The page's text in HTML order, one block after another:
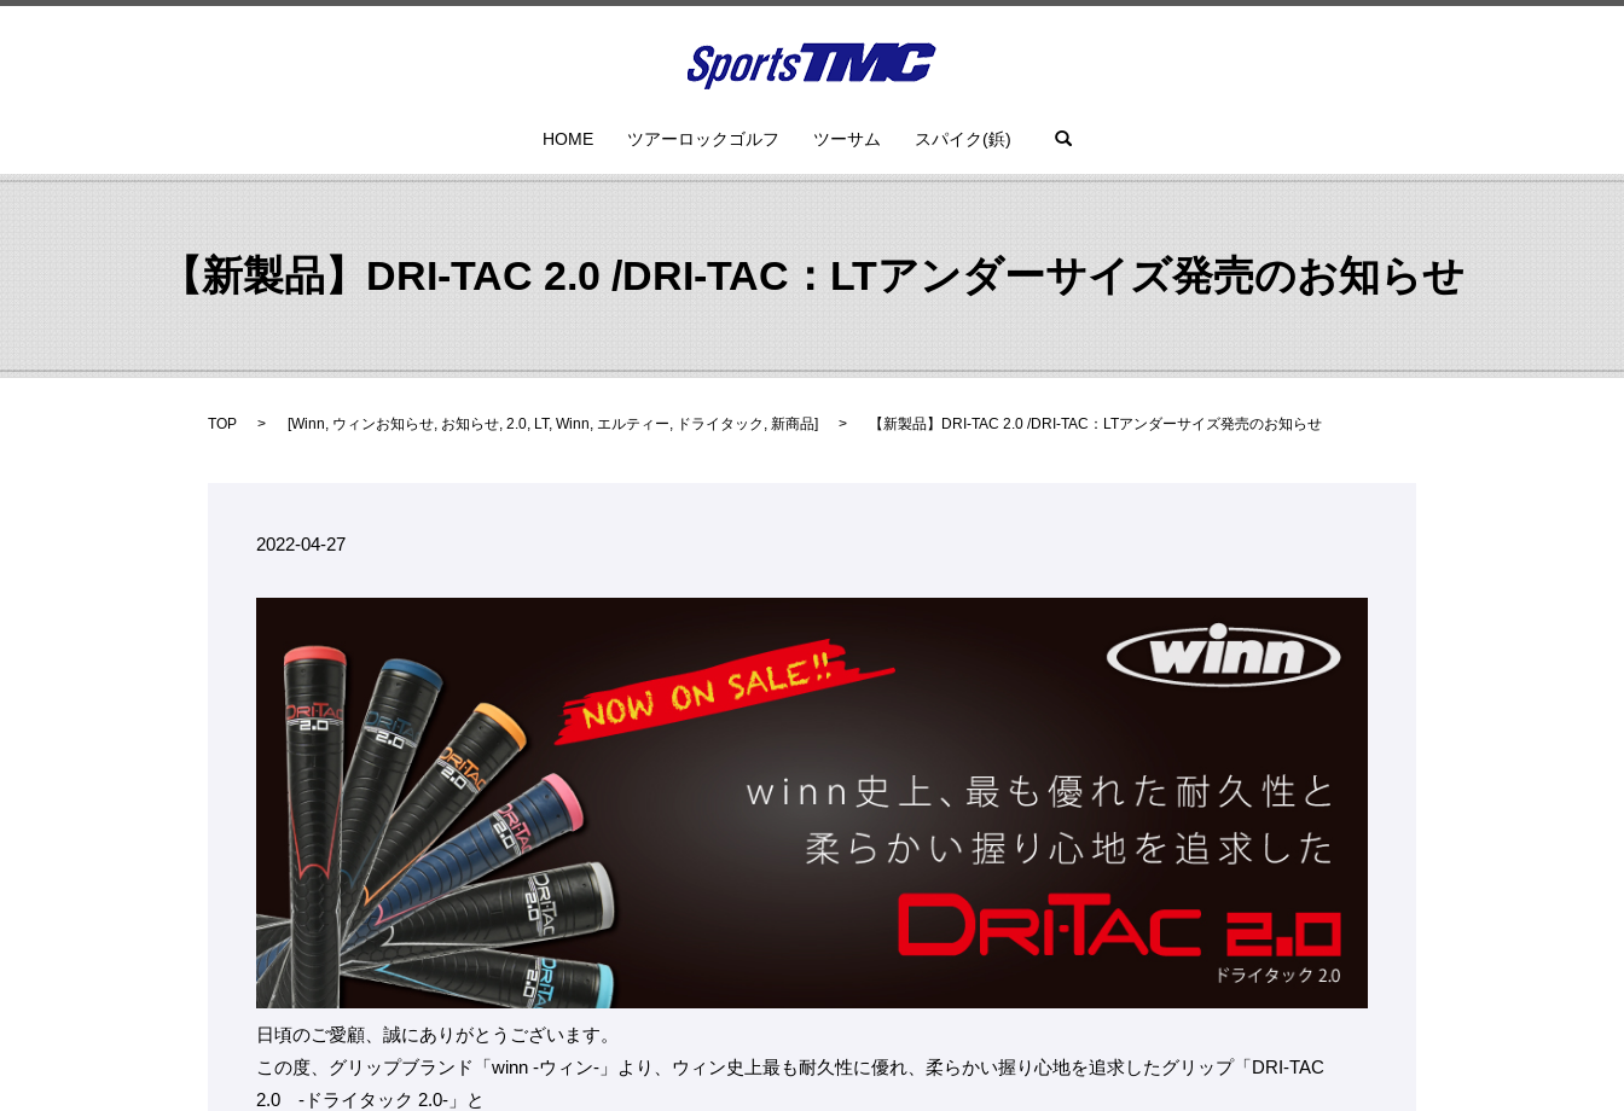
HOME ツアーロックゴルフ ツーサム スパイク(鋲)
【新製品】DRI-TAC 2.0 /DRI-TAC：LTアンダーサイズ発売のお知らせ
TOP [Winn, ウィンお知らせ, お知らせ, 2.0, LT, Winn, エルティー, ドライタック , 新商品] 【新製品】DRI-TAC 2.0 /DRI-TAC：LTアンダーサイズ発売のお知らせ
2022-04-27
日頃のご愛顧、誠にありがとうございます。
この度、グリップブランド「winn -ウィン-」より、ウィン史上最も耐久性に優れ、柔らかい握り心地を追求したグリップ「DRI-TAC
2.0 -ドライタック 2.0-」と